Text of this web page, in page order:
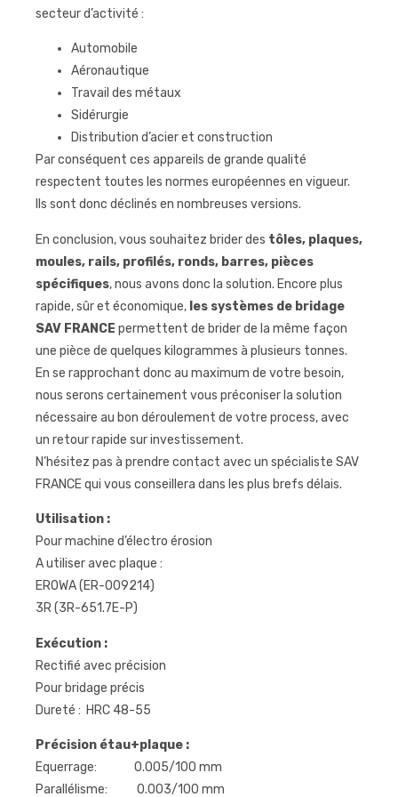
secteur d’activité :
Automobile
Aéronautique
Travail des métaux
Sidérurgie
Distribution d’acier et construction
Par conséquent ces appareils de grande qualité
respectent toutes les normes européennes en vigueur.
Ils sont donc déclinés en nombreuses versions.
En conclusion, vous souhaitez brider des tôles, plaques,
moules, rails, profilés, ronds, barres, pièces
spécifiques, nous avons donc la solution. Encore plus
rapide, sûr et économique, les systèmes de bridage
SAV FRANCE permettent de brider de la même façon
une pièce de quelques kilogrammes à plusieurs tonnes.
En se rapprochant donc au maximum de votre besoin,
nous serons certainement vous préconiser la solution
nécessaire au bon déroulement de votre process, avec
un retour rapide sur investissement.
N’hésitez pas à prendre contact avec un spécialiste SAV
FRANCE qui vous conseillera dans les plus brefs délais.
Utilisation :
Pour machine d’électro érosion
A utiliser avec plaque :
EROWA (ER-009214)
3R (3R-651.7E-P)
Exécution :
Rectifié avec précision
Pour bridage précis
Dureté : HRC 48-55
Précision étau+plaque :
Equerrage: 0.005/100 mm
Parallélisme: 0.003/100 mm